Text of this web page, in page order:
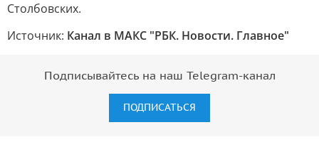
Столбовских.
Источник: Канал в МАКС "РБК. Новости. Главное"
Подписывайтесь на наш Telegram-канал
ПОДПИСАТЬСЯ